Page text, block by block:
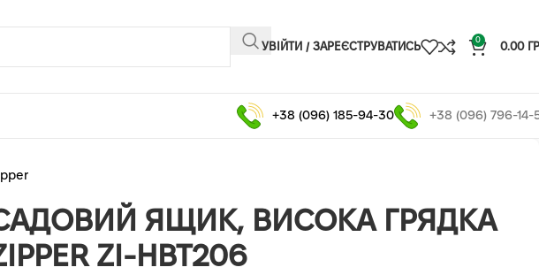
УВІЙТИ / ЗАРЕЄСТРУВАТИСЬ
0
0.00
+38 (096) 185-94-30 +38 (096) 796-14-
ЯЩИК, ВИСОКА ГРЯДКА
ZI-HBT206